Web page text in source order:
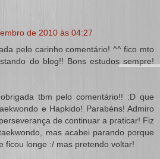
de 2010 às 04:27
pelo carinho comentário! ^^ fico mto
do blog!! Bons estudos sempre!
tbm pelo comentário!! :D que
e Hapkido! Parabéns! Admiro
de continuar a praticar! Fiz
mas acabei parando porque
ficou longe :/ mas pretendo voltar!